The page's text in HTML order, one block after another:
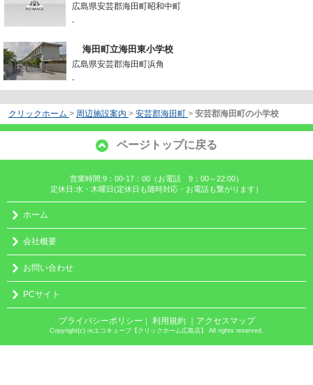
広島県安芸郡海田町昭和中町
-
海田町立海田東小学校
広島県安芸郡海田町浜角
-
クリックホーム > 周辺施設案内 > 安芸郡海田町 > 安芸郡海田町の小学校
ページトップに戻る
営業時間:9：00-17：00（お電話 9：00～22:00）
定休日:水・木曜日(定休日も随時対応・お電話も繋がります）
ホーム
会社概要
お問い合わせ
PCサイト
プライバシーポリシー ｜ 利用規約 ｜アクセスマップ
Copyright(c) ㈱エコキューブ【クリックホーム広島店】 All rights reserved.